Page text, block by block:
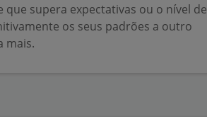
supera expectativas ou o nível de
os seus padrões a outro
mais.